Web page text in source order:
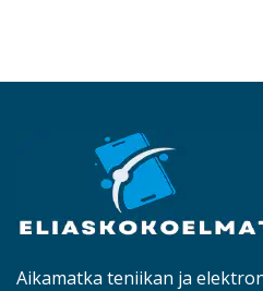
Aikamatka teniikan ja